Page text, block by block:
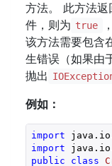
方法。 此方法
件，则为 true
该方法需要包含
生错误（如果由
抛出
例如：
import
import
public
class